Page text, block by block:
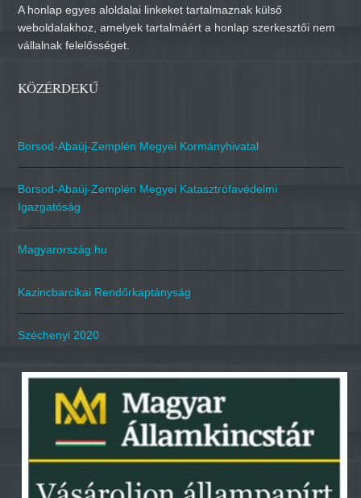
A honlap egyes aloldalai linkeket tartalmaznak külső
weboldalakhoz, amelyek tartalmáért a honlap szerkesztői nem
vállalnak felelősséget.
KÖZÉRDEKŰ
Borsod-Abaúj-Zemplén Megyei Kormányhivatal
Borsod-Abaúj-Zemplén Megyei Katasztrófavédelmi
Igazgatóság
Magyarország.hu
Kazincbarcikai Rendőrkaptányság
Széchenyi 2020